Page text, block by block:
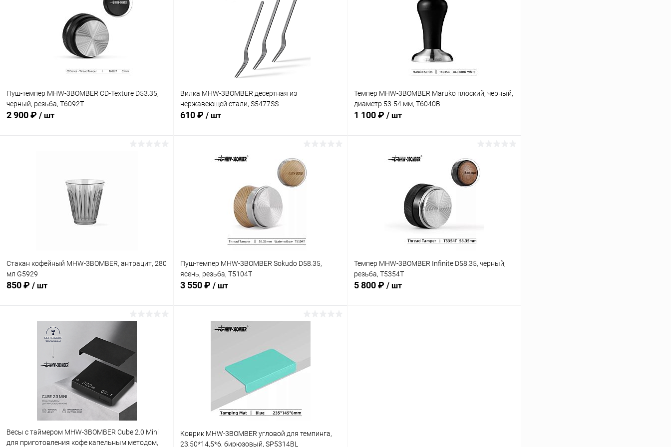
Пуш-темпер MHW-3BOMBER CD-Texture D53.35,
черный, резьба, T6092T
2 900 ₽ / шт
Вилка MHW-3BOMBER десертная из
нержавеющей стали, S5477SS
610 ₽ / шт
В корзину
Сравнение
В наличии
Темпер MHW-3BOMBER Maruko плоский, черный,
диаметр 53-54 мм, T6040B
1 100 ₽ / шт
В корзину
Сравнение
Стакан кофейный MHW-3BOMBER, антрацит, 280
мл G5929
850 ₽ / шт
Сравнение
В избранное В наличии
Пуш-темпер MHW-3BOMBER Sokudo D58.35,
ясень, резьба, T5104T
3 550 ₽ / шт
В корзину
Сравнение
В избранное В наличии
Темпер MHW-3BOMBER Infinite D58.35, черный,
резьба, T5354T
5 800 ₽ / шт
Весы с таймером MHW-3BOMBER Cube 2.0 Mini
для приготовления кофе капельным методом,
Коврик MHW-3BOMBER угловой для темпинга,
23,50*14,5*6, бирюзовый, SP5314BL